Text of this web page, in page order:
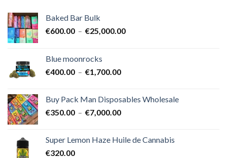
Baked Bar Bulk
€600.00 – €25,000.00Plage
Blue moonrocks
€400.00 – €1,700.00Plage
€400.00
à
Buy Pack Man Disposables Wholesale
€350.00 – €7,000.00Plage
€350.00
Super Lemon Haze Huile de Cannabis
€320.00